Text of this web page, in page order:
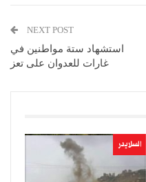
NEXT POST
استشهاد ستة مواطنين في
غارات للعدوان على تعز
السلايدر